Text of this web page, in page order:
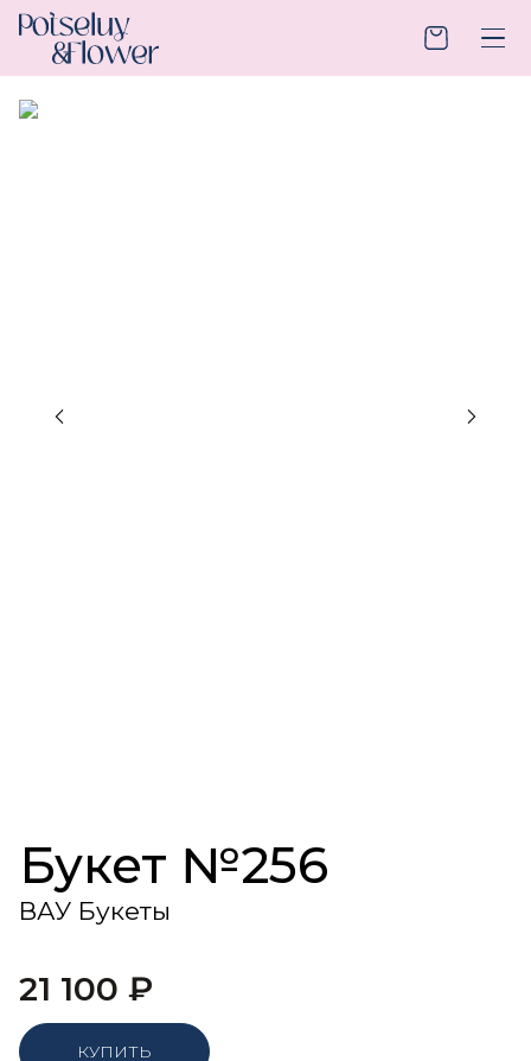
Букет №256
ВАУ Букеты
21 100 ₽
КУПИТЬ